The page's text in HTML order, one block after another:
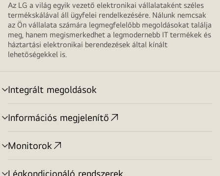
Az LG a világ egyik vezető elektronikai vállalataként széles
termékskálával áll ügyfelei rendelkezésére. Nálunk nemcsak
az Ön vállalata számára legmegfelelőbb megoldásokat találja
meg, hanem megismerkedhet a legmodernebb IT termékek és
háztartási elektronikai berendezések által kínált
lehetőségekkel is.
Integrált megoldások
menu
toggle
Információs megjelenítő
menu
toggle
Monitorok
menu
toggle
Légkondicionáló rendszerek